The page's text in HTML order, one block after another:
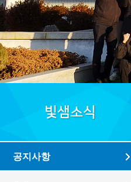
빛샘소식
공지사항